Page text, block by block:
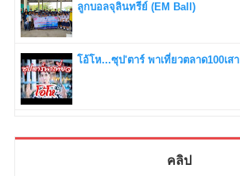
ลูกบอลจุลินทรีย์ (EM Ball)
โอ้โห...ซุป'ตาร์ พาเที่ยวตลาด100เสา
คลิป